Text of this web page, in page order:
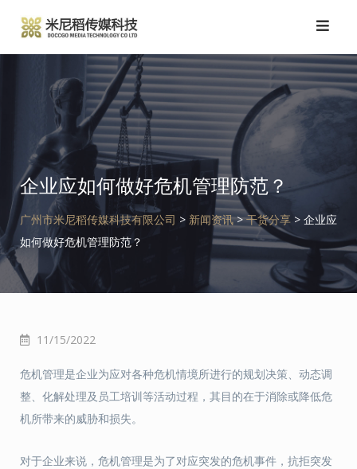
到
企业应如何做好危机管理防范？
广州市米尼稻传媒科技有限公司 > 新闻资讯>干货分享 > 企业应
如何做好危机管理防范？
11/15/2022
危机管理是企业为应对各种危机情境所进行的规划决策、动态调
整、化解处理及员工培训等活动过程，其目的在于消除或降低危
机所带来的威胁和损失。
对于企业来说，危机管理是为了对应突发的危机事件，抗拒突发